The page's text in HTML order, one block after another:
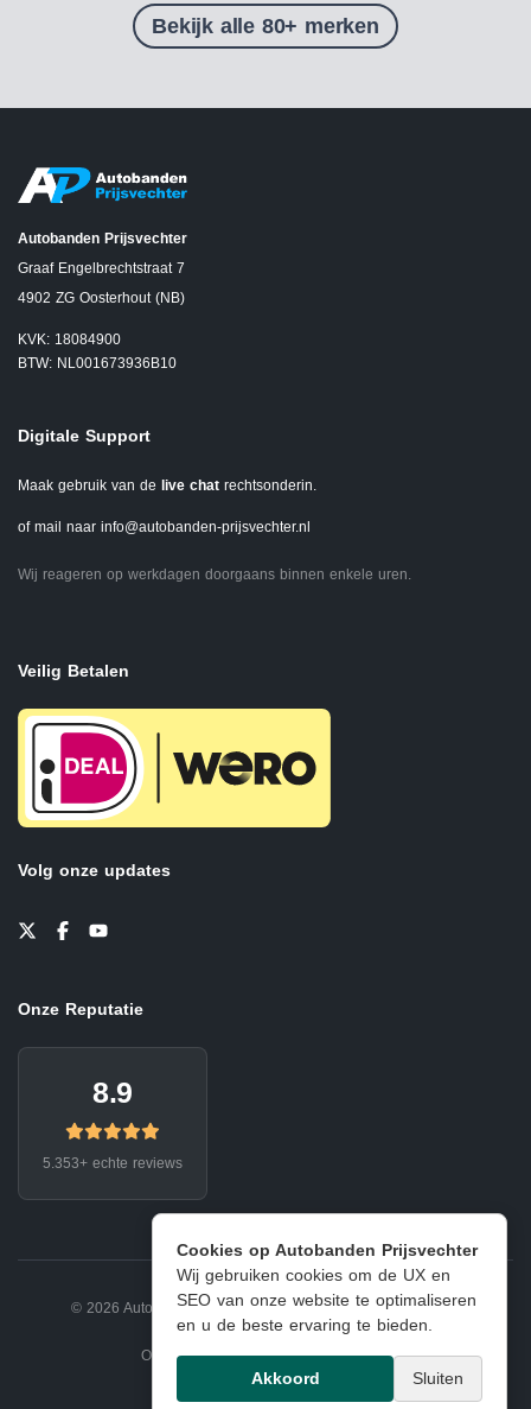
Cookies op Autobanden Prijsvechter
Wij gebruiken cookies om de UX en
SEO van onze website te optimaliseren
en u de beste ervaring te bieden.
Akkoord Sluiten
Bekijk alle 80+ merken
Autobanden Prijsvechter
Graaf Engelbrechtstraat 7
4902 ZG Oosterhout (NB)
KVK: 18084900
BTW: NL001673936B10
Digitale Support
Maak gebruik van de live chat rechtsonderin.
of mail naar info@autobanden-prijsvechter.nl
Wij reageren op werkdagen doorgaans binnen enkele uren.
Veilig Betalen
Volg onze updates
Onze Reputatie
8.9
5.353+ echte reviews
© 2026 Autobanden Prijsvechter. Privacy | Voorwaarden
Onderdeel van EJ Banden Oosterhout